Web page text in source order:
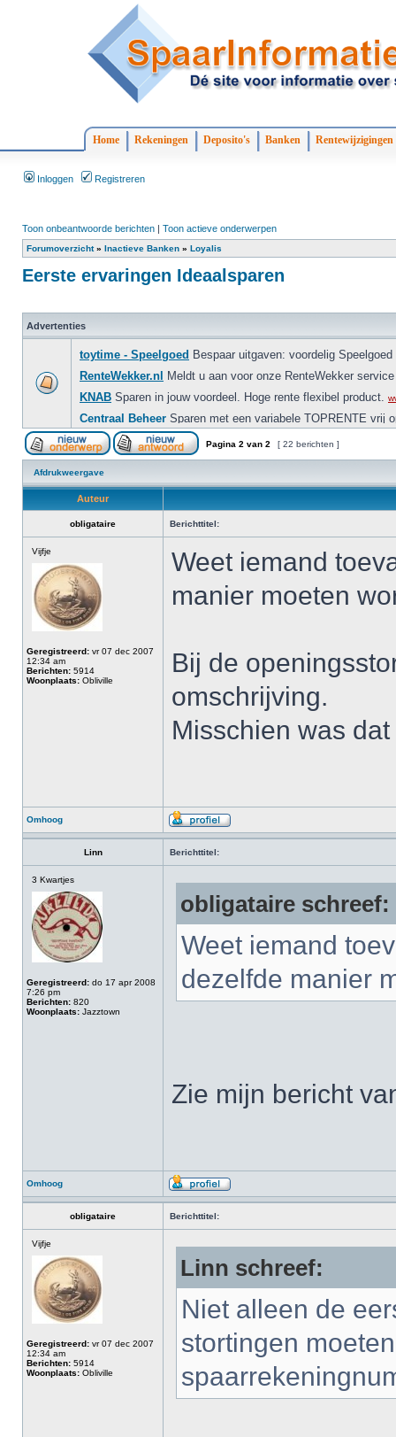
Home Rekeningen Deposito's Banken Rentewijzigingen
Inloggen Registreren
Toon onbeantwoorde berichten | Toon actieve onderwerpen
Forumoverzicht» Inactieve Banken » Loyalis
Eerste ervaringen Ideaalsparen
Advertenties
Pagina 2 van 2 [ 22 berichten ]
Afdrukweergave
Auteur
obligataire Berichttitel:
Vijfje
Geregistreerd: vr 07 dec 2007
12:34 am
Berichten: 5914
Woonplaats: Obliville
Weet iemand
manier moeten
Bij de
omschrijving.
Misschien was
Omhoog
Linn Berichttitel:
3 Kwartjes
Geregistreerd: do 17 apr 2008
7:26 pm
Berichten: 820
Woonplaats: Jazztown
obligataire schreef:
Weet iemand
dezelfde manier
Zie mijn bericht
Omhoog
obligataire Berichttitel:
Vijfje
Geregistreerd: vr 07 dec 2007
12:34 am
Berichten: 5914
Woonplaats: Obliville
Linn schreef:
Niet alleen de
stortingen